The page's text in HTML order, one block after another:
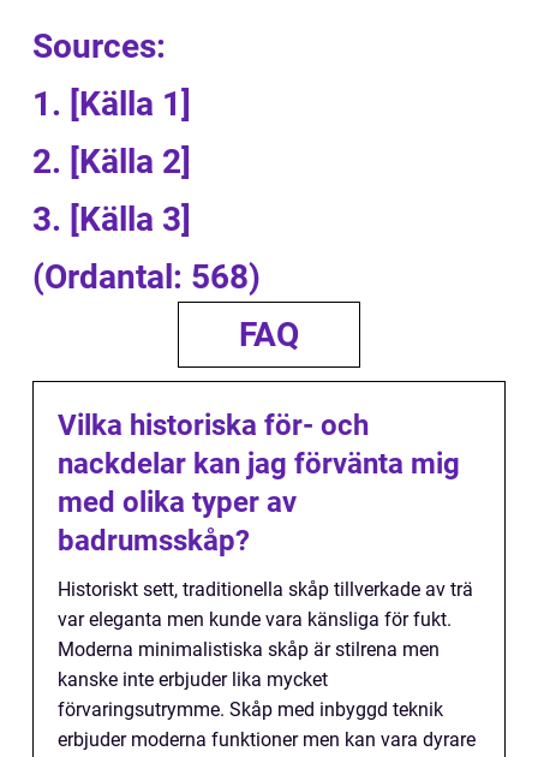
Sources:
1. [Källa 1]
2. [Källa 2]
3. [Källa 3]
(Ordantal: 568)
FAQ
Vilka historiska för- och
nackdelar kan jag förvänta mig
med olika typer av
badrumsskåp?
Historiskt sett, traditionella skåp tillverkade av trä
var eleganta men kunde vara känsliga för fukt.
Moderna minimalistiska skåp är stilrena men
kanske inte erbjuder lika mycket
förvaringsutrymme. Skåp med inbyggd teknik
erbjuder moderna funktioner men kan vara dyrare